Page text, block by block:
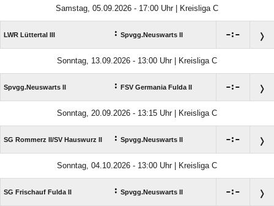
Samstag, 05.09.2026 - 17:00 Uhr | Kreisliga C
LWR Lüttertal III : Spvgg.Neuswarts II :
Sonntag, 13.09.2026 - 13:00 Uhr | Kreisliga C
Spvgg.Neuswarts II : FSV Germania Fulda II :
Sonntag, 20.09.2026 - 13:15 Uhr | Kreisliga C
SG Rommerz II/​SV Hauswurz II : Spvgg.Neuswarts II :
Sonntag, 04.10.2026 - 13:00 Uhr | Kreisliga C
SG Frischauf Fulda II : Spvgg.Neuswarts II :